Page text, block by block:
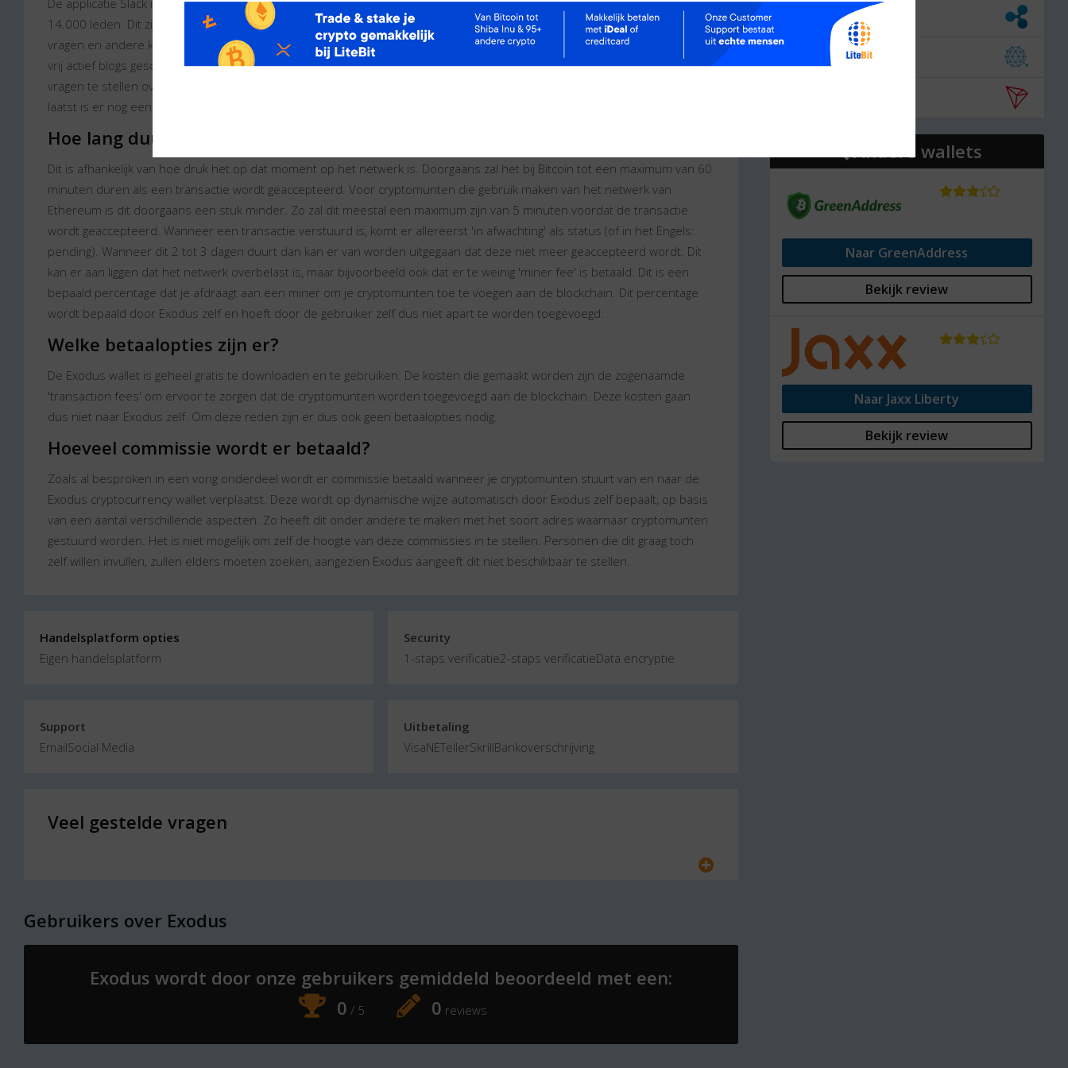
De applicatie Slack is erg populair onder mensen in onder andere de crypto wereld. Er is een Slack kanaal met meer dan
14.000 leden. Dit zijn dus allemaal mensen die gebruik maken van Exodus en dus vaak andere gebruikers helpen met hun
vragen en andere kwesties. Daarnaast heeft Exodus een blog op een aparte, door hun zelf ingerichte, website. Er worden
vrij actief blogs geschreven over allerlei actuele onderwerpen, waar uiteraard op gereageerd kan worden. Echter om
vragen te stellen over de wallet zelf of bijvoorbeeld problemen met een account lijkt dit niet de beste mogelijkheid. Als
laatst is er nog een Facebook account aanwezig, waarop natuurlijk ook contact kan worden gezocht met Exodus.
Hoe lang duurt het voordat de munten in de wallet zitten?
Dit is afhankelijk van hoe druk het op dat moment op het netwerk is. Doorgaans zal het bij Bitcoin tot een maximum van 60
minuten duren als een transactie wordt geaccepteerd. Voor cryptomunten die gebruik maken van het netwerk van
Ethereum is dit doorgaans een stuk minder. Zo zal dit meestal een maximum zijn van 5 minuten voordat de transactie
wordt geaccepteerd. Wanneer een transactie verstuurd is, komt er allereerst 'in afwachting' als status (of in het Engels:
pending). Wanneer dit 2 tot 3 dagen duurt dan kan er van worden uitgegaan dat deze niet meer geaccepteerd wordt. Dit
kan er aan liggen dat het netwerk overbelast is, maar bijvoorbeeld ook dat er te weinig 'miner fee' is betaald. Dit is een
bepaald percentage dat je afdraagt aan een miner om je cryptomunten toe te voegen aan de blockchain. Dit percentage
wordt bepaald door Exodus zelf en hoeft door de gebruiker zelf dus niet apart te worden toegevoegd.
Welke betaalopties zijn er?
De Exodus wallet is geheel gratis te downloaden en te gebruiken. De kosten die gemaakt worden zijn de zogenaamde
'transaction fees' om ervoor te zorgen dat de cryptomunten worden toegevoegd aan de blockchain. Deze kosten gaan
dus niet naar Exodus zelf. Om deze reden zijn er dus ook geen betaalopties nodig.
Hoeveel commissie wordt er betaald?
Zoals al besproken in een vorig onderdeel wordt er commissie betaald wanneer je cryptomunten stuurt van en naar de
Exodus cryptocurrency wallet verplaatst. Deze wordt op dynamische wijze automatisch door Exodus zelf bepaalt, op basis
van een aantal verschillende aspecten. Zo heeft dit onder andere te maken met het soort adres waarnaar cryptomunten
gestuurd worden. Het is niet mogelijk om zelf de hoogte van deze commissies in te stellen. Personen die dit graag toch
zelf willen invullen, zullen elders moeten zoeken, aangezien Exodus aangeeft dit niet beschikbaar te stellen.
Handelsplatform opties
Eigen handelsplatform
Security
1-staps verificatie2-staps verificatieData encryptie
Support
EmailSocial Media
Uitbetaling
VisaNETellerSkrillBankoverschrijving
Veel gestelde vragen
Gebruikers over Exodus
Exodus wordt door onze gebruikers gemiddeld beoordeeld met een:
0 / 5 0 reviews
Andere wallets
Naar GreenAddress
Bekijk review
Naar Jaxx Liberty
Bekijk review